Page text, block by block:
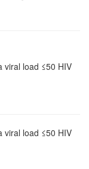
viral load ≤50 HIV
viral load ≤50 HIV